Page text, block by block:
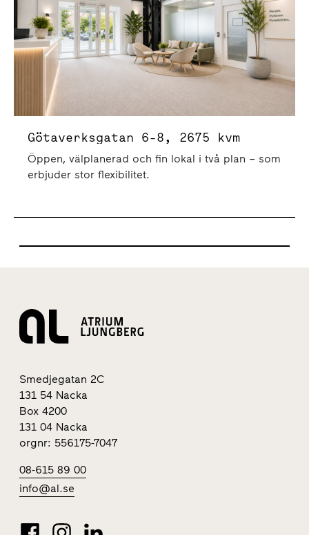
Götaverksgatan 6-8, 2675 kvm
Öppen, välplanerad och fin lokal i två plan – som
erbjuder stor flexibilitet.
Smedjegatan 2C
131 54 Nacka
Box 4200
131 04 Nacka
orgnr: 556175-7047
08-615 89 00
info@al.se